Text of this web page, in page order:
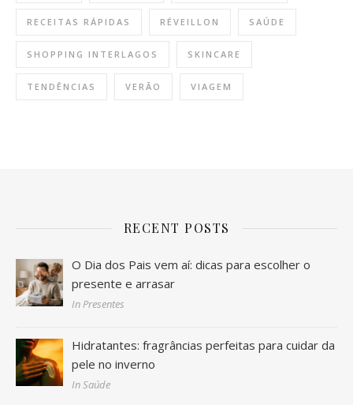
RECEITAS RÁPIDAS RÉVEILLON SAÚDE
SHOPPING INTERLAGOS SKINCARE
TENDÊNCIAS VERÃO VIAGEM
RECENT POSTS
O Dia dos Pais vem aí: dicas para escolher o
presente e arrasar
In Presentes
Hidratantes: fragrâncias perfeitas para cuidar da
pele no inverno
In Saúde